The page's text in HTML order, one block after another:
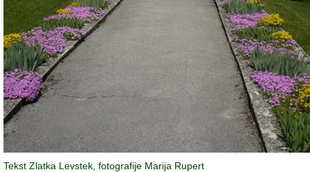
Tekst Zlatka Levstek, fotografije Marija Rupert